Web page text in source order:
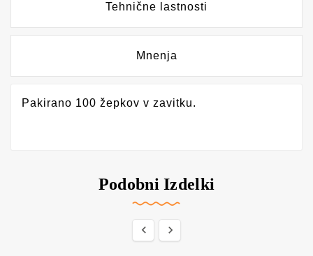
Tehnične lastnosti
Mnenja
Pakirano 100 žepkov v zavitku.
Podobni Izdelki
 